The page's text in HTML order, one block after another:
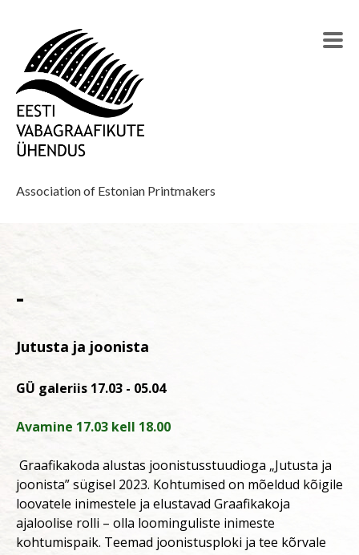
Association of Estonian Printmakers
-
Jutusta ja joonista
GÜ galeriis 17.03 - 05.04
Avamine 17.03 kell 18.00
Graafikakoda alustas joonistusstuudioga „Jutusta ja
joonista” sügisel 2023. Kohtumised on mõeldud kõigile
loovatele inimestele ja elustavad Graafikakoja
ajaloolise rolli – olla loominguliste inimeste
kohtumispaik. Teemad joonistusploki ja tee kõrvale